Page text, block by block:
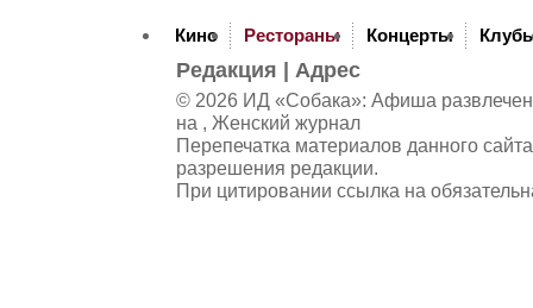
Кино Рестораны Концерты
Редакция Адрес
© 2026 ИД «Собака»: Афиша
на , Женский журнал
Перепечатка материалов данного
разрешения редакции.
При цитировании ссылка на